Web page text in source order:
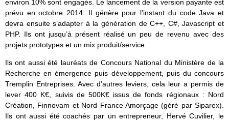
environ 10% sont engagés. Le lancement de la version payante est
prévu en octobre 2014. Il génère pour l’instant du code Java et
devra ensuite s’adapter à la génération de C++, C#, Javascript et
PHP. Ils ont jusqu’à présent réalisé un peu de revenu avec des
projets prototypes et un mix produit/service.
Ils ont aussi été lauréats de Concours National du Ministère de la
Recherche en émergence puis développement, puis du concours
Tremplin Entreprises. Avec d’autres leviers, cela leur a permis de
lever 400 K€, suivis de 500K€ issus de fonds régionaux : Nord
Création, Finnovam et Nord France Amorçage (géré par Siparex).
Ils ont aussi été coachés par un entrepreneur, Hervé Cuvilier, le